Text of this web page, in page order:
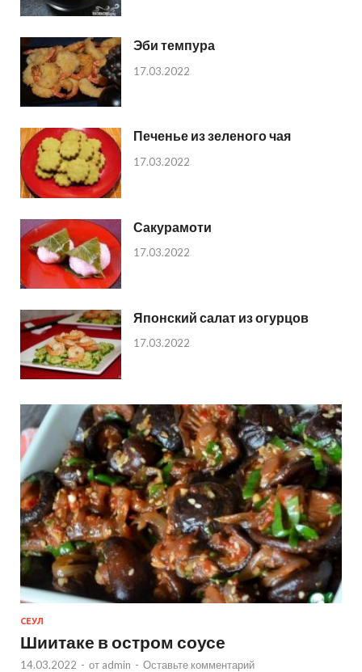
Эби темпура
17.03.2022
Печенье из зеленого чая
17.03.2022
Сакурамоти
17.03.2022
Японский салат из огурцов
17.03.2022
СЕУЛ
Шиитаке в остром соусе
14.03.2022 - от admin - Оставьте комментарий